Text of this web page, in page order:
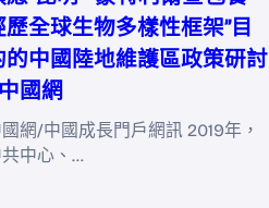
歷全球生物多樣性框架”目
的中國陸地維護區政策研討
國網
網/中國成長門戶網訊 2019年，
中心、…